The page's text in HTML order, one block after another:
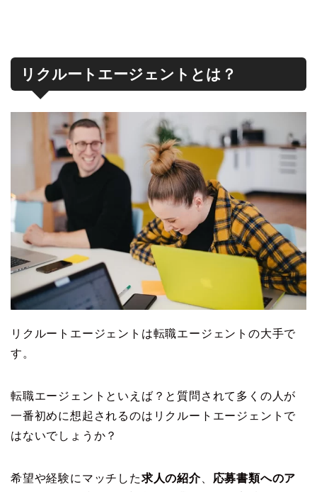
リクルートエージェントとは？
リクルートエージェントは転職エージェントの大手で
す。
転職エージェントといえば？と質問されて多くの人が
一番初めに想起されるのはリクルートエージェントで
はないでしょうか？
希望や経験にマッチした求人の紹介、 応募書類へのア